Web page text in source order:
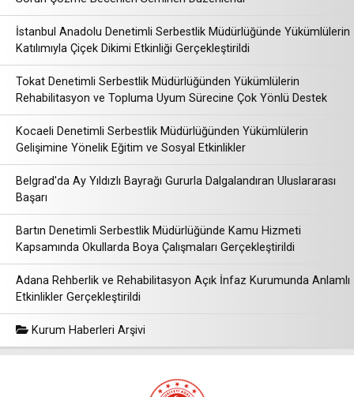
İstanbul Anadolu Denetimli Serbestlik Müdürlüğünde Yükümlülerin
Katılımıyla Çiçek Dikimi Etkinliği Gerçekleştirildi
Tokat Denetimli Serbestlik Müdürlüğünden Yükümlülerin
Rehabilitasyon ve Topluma Uyum Sürecine Çok Yönlü Destek
Kocaeli Denetimli Serbestlik Müdürlüğünden Yükümlülerin
Gelişimine Yönelik Eğitim ve Sosyal Etkinlikler
Belgrad'da Ay Yıldızlı Bayrağı Gururla Dalgalandıran Uluslararası
Başarı
Bartın Denetimli Serbestlik Müdürlüğünde Kamu Hizmeti
Kapsamında Okullarda Boya Çalışmaları Gerçekleştirildi
Adana Rehberlik ve Rehabilitasyon Açık İnfaz Kurumunda Anlamlı
Etkinlikler Gerçekleştirildi
Kurum Haberleri Arşivi